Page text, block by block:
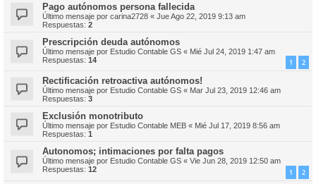
Pago autónomos persona fallecida
Último mensaje por carina2728 « Jue Ago 22, 2019 9:13 am
Respuestas: 2
Prescripción deuda autónomos
Último mensaje por Estudio Contable GS « Mié Jul 24, 2019 1:47 am
Respuestas: 14 1 2
Rectificación retroactiva autónomos!
Último mensaje por Estudio Contable GS « Mar Jul 23, 2019 12:46 am
Respuestas: 3
Exclusión monotributo
Último mensaje por Estudio Contable MEB « Mié Jul 17, 2019 8:56 am
Respuestas: 1
Autonomos; intimaciones por falta pagos
Último mensaje por Estudio Contable GS « Vie Jun 28, 2019 12:50 am
Respuestas: 12 1 2